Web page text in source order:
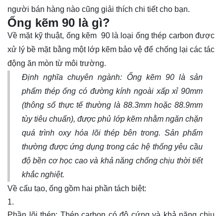
người bán hàng nào cũng giải thích chi tiết cho bạn.
Ống kẽm 90 là gì?
Về mặt kỹ thuật, ống kẽm 90 là loại ống thép carbon được
xử lý bề mặt bằng một lớp kẽm bảo vệ để chống lại các tác
động ăn mòn từ môi trường.
Định nghĩa chuyên ngành: Ống kẽm 90 là sản
phẩm thép ống có đường kính ngoài xấp xỉ 90mm
(thông số thực tế thường là 88.3mm hoặc 88.9mm
tùy tiêu chuẩn), được phủ lớp kẽm nhằm ngăn chặn
quá trình oxy hóa lõi thép bên trong. Sản phẩm
thường được ứng dụng trong các hệ thống yêu cầu
độ bền cơ học cao và khả năng chống chịu thời tiết
khắc nghiệt.
Về cấu tạo, ống gồm hai phần tách biệt: